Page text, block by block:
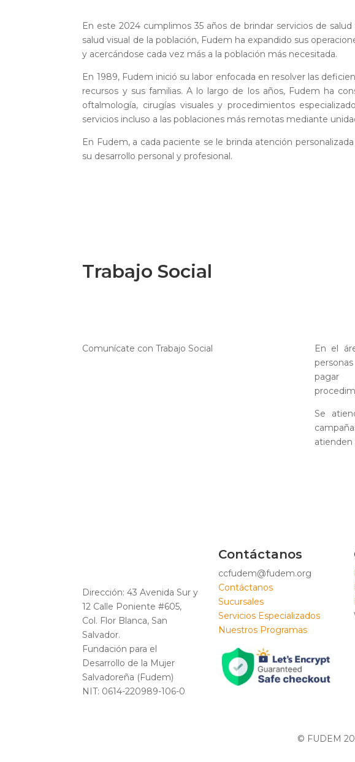
En este 2024 cumplimos 35 años de brindar servicios de
salud visual de la población, Fudem ha expandido sus
y acercándose cada vez más a la población más necesitada.
En 1989, Fudem inició su labor enfocada en resolver las
recursos y sus familias. A lo largo de los años, Fudem ha
oftalmología, cirugías visuales y procedimientos
servicios incluso a las poblaciones más remotas mediante
En Fudem, a cada paciente se le brinda atención
su desarrollo personal y profesional.
Trabajo Social
Comunícate con Trabajo Social
En el
pagar
Se
atienden
Dirección: 43 Avenida Sur y
12 Calle Poniente #605,
Col. Flor Blanca, San
Salvador.
Fundación para el
Desarrollo de la Mujer
Salvadoreña (Fudem)
NIT: 0614-220989-106-0
Contáctanos
ccfudem@fudem.org
Contáctanos
Sucursales
Servicios Especializados
Nuestros Programas
© FUDEM